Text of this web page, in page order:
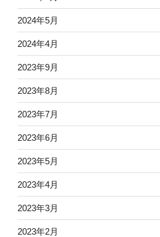
2024年5月
2024年4月
2023年9月
2023年8月
2023年7月
2023年6月
2023年5月
2023年4月
2023年3月
2023年2月